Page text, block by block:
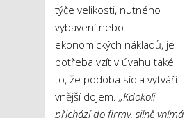
týče velikosti, nutného
vybavení nebo
ekonomických nákladů, je
potřeba vzít v úvahu také
to, že podoba sídla vytváří
vnější dojem. „Kdokoli
přichází do firmy, silně vnímá